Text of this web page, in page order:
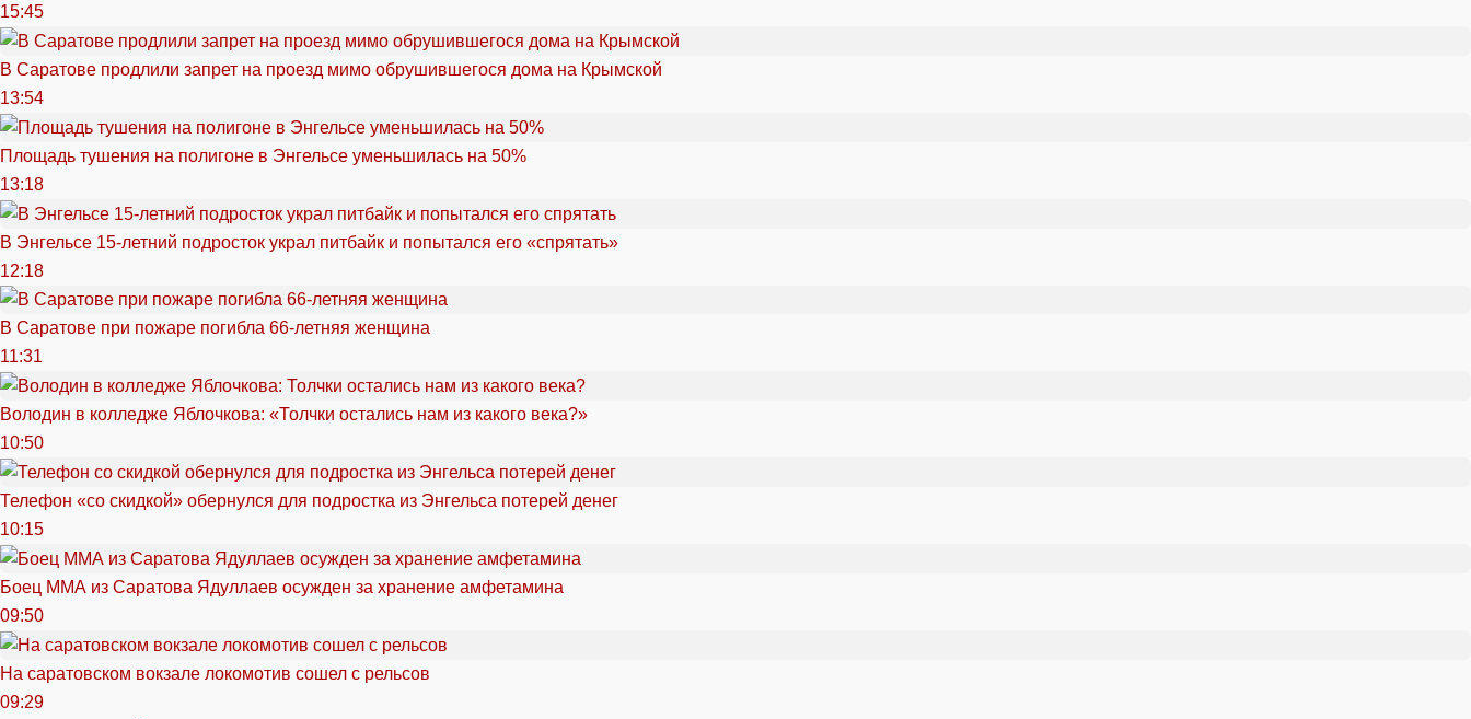
15:45
В Саратове продлили запрет на проезд мимо обрушившегося дома на Крымской
13:54
Площадь тушения на полигоне в Энгельсе уменьшилась на 50%
13:18
В Энгельсе 15-летний подросток украл питбайк и попытался его «спрятать»
12:18
В Саратове при пожаре погибла 66-летняя женщина
11:31
Володин в колледже Яблочкова: «Толчки остались нам из какого века?»
10:50
Телефон «со скидкой» обернулся для подростка из Энгельса потерей денег
10:15
Боец ММА из Саратова Ядуллаев осужден за хранение амфетамина
09:50
На саратовском вокзале локомотив сошел с рельсов
09:29